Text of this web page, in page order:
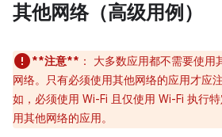
其他网络（高级用例）
**注意** ：
大多数应用都不需要使用
网络。只有必须使用其他网络的应用才应
如，必须使用 Wi-Fi 且仅使用 Wi-Fi 执行
用其他网络的应用。